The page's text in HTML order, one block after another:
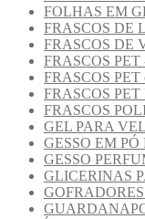
FOLHAS EM
FRASCOS DE
FRASCOS DE
FRASCOS
FRASCOS
FRASCOS
FRASCOS
GEL PARA
GESSO EM
GESSO
GLICERINAS